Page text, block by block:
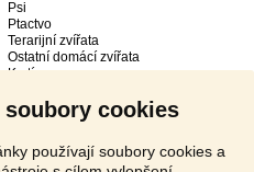
soubory cookies
používají soubory cookies a
Psi
Ptactvo
Terarijní zvířata
Ostatní domácí zvířata
Krytí
Chovatelské potřeby
Hospodářská zvířata
Králíci